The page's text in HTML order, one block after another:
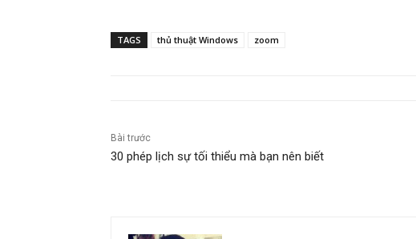
TAGS thủ thuật Windows zoom
Bài trước
30 phép lịch sự tối thiểu mà bạn nên biết